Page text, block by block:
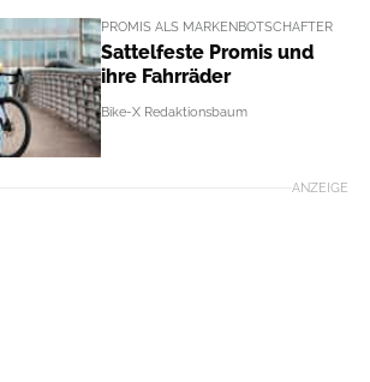
PROMIS ALS MARKENBOTSCHAFTER
Sattelfeste Promis und
ihre Fahrräder
Bike-X Redaktionsbaum
ANZEIGE